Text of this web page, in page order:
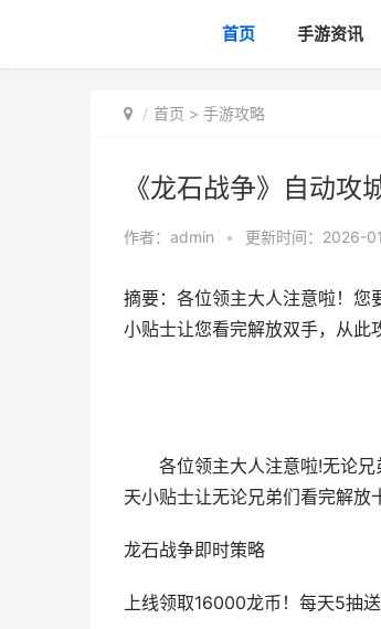
首页 手游资讯
首页 > 手游攻略
《龙石战争》自动攻
作者： admin • 更新时间：2026-
摘要：各位领主大人注意啦！您
小贴士让您看完解放双手，从此
各位领主大人注意啦!无论兄
天小贴士让无论兄弟们看完解放
龙石战争即时策略
上线领取16000龙币！每天5抽